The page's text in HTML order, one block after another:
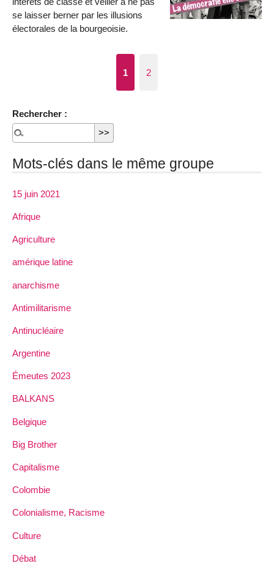
se laisser berner par les illusions
électorales de la bourgeoisie.
1 2
Rechercher :
Mots-clés dans le même groupe
15 juin 2021
Afrique
Agriculture
amérique latine
anarchisme
Antimilitarisme
Antinucléaire
Argentine
Émeutes 2023
BALKANS
Belgique
Big Brother
Capitalisme
Colombie
Colonialisme, Racisme
Culture
Débat